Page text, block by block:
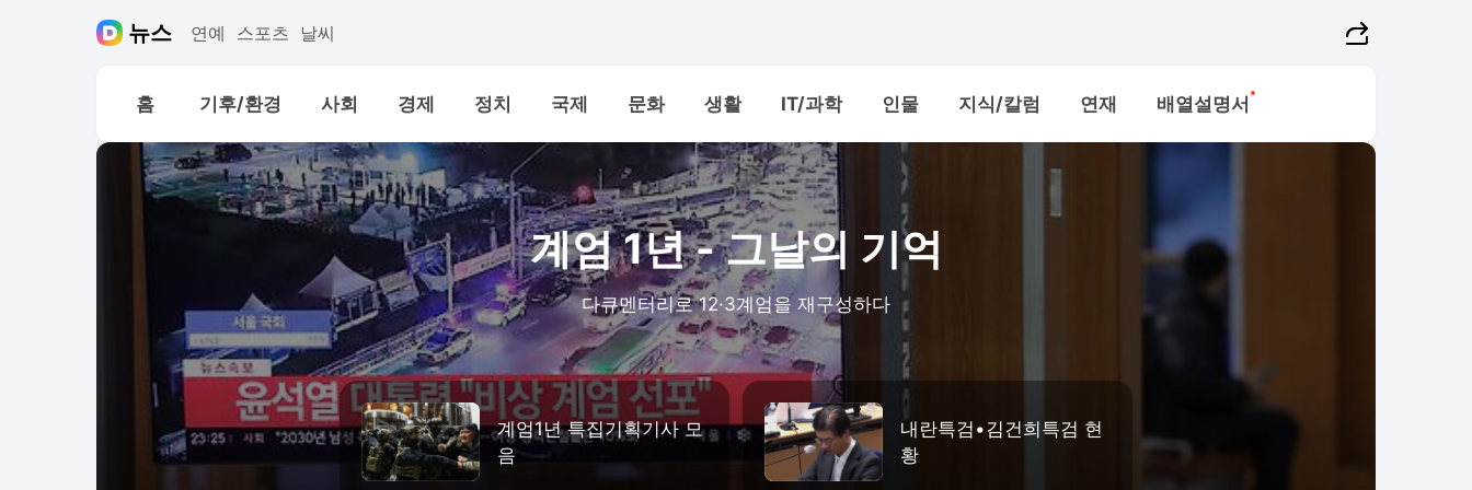
뉴스 연예 스포츠 날씨
홈 기후/환경 사회 경제 정치 국제 문화 생활 IT/과학 인물 지식/칼럼 연재 배열설명서
계엄 1년 - 그날의 기억
다큐멘터리로 12·3계엄을 재구성하다
계엄1년 특집기획기사 모
음
내란특검•김건희특검 현
황